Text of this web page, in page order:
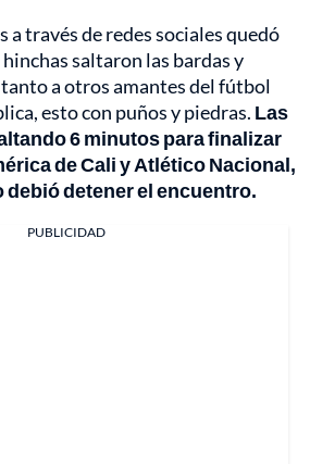
a través de redes sociales quedó
saltaron las bardas y
a otros amantes del fútbol
esto con puños y piedras. Las
6 minutos para finalizar
de Cali y Atlético Nacional,
debió detener el encuentro.
PUBLICIDAD